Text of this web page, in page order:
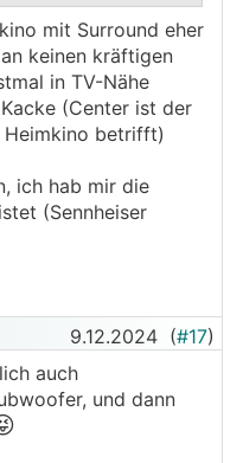
mit Surround eher
keinen kräftigen
in TV-Nähe
(Center ist der
betrifft)
ich hab mir die
(Sennheiser
9.12.2024 (#17)
auch
und dann